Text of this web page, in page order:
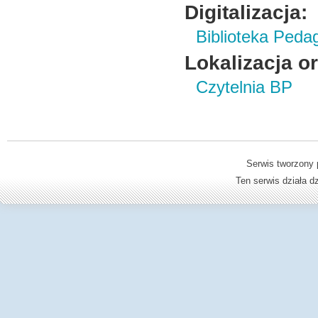
Digitalizacja:
Biblioteka
Lokalizacja
Czytelnia BP
Serwis
Ten serwis działa